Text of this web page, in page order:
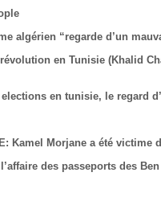
algérien “regarde d’un
révolution en Tunisie (Khalid
en tunisie, le regard
Kamel Morjane a été victime
des passeports des